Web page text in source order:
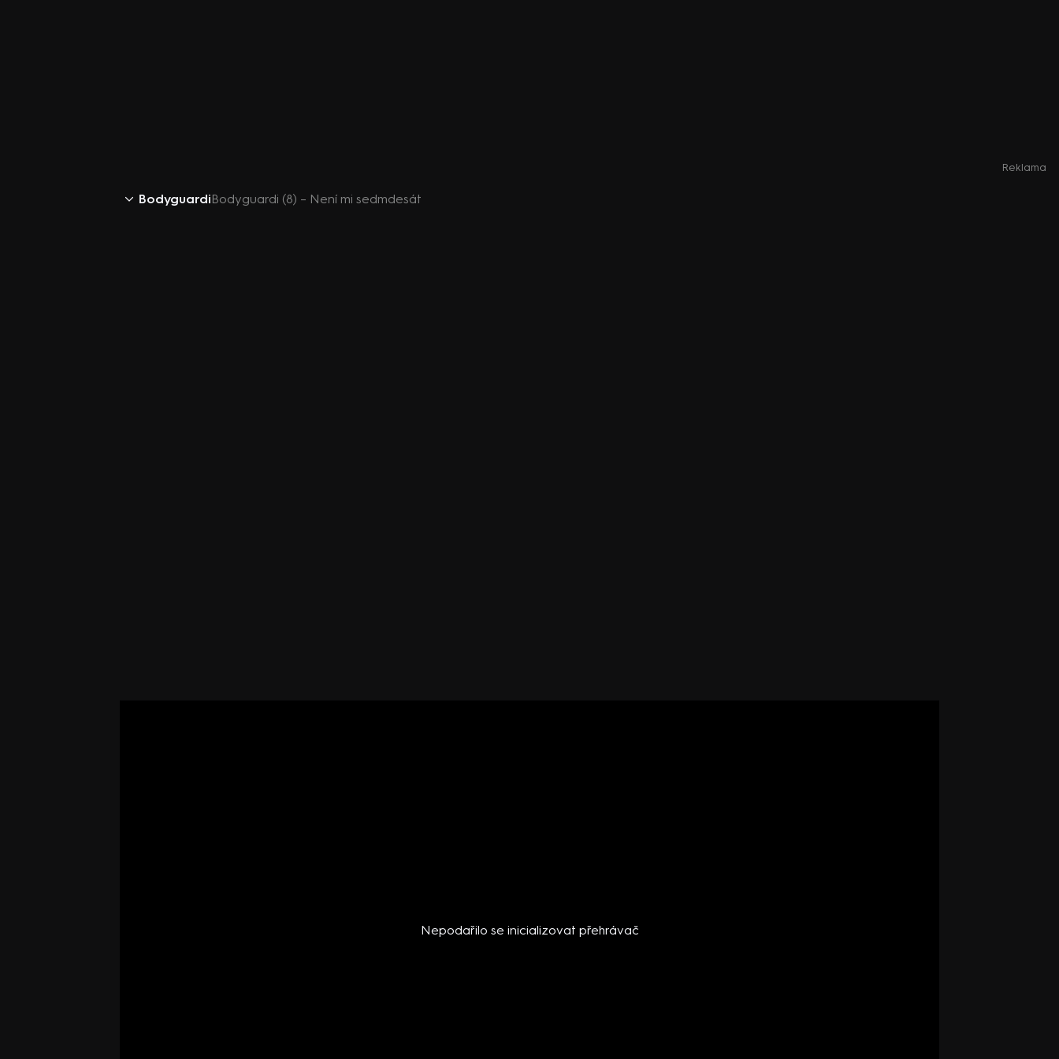
Reklama
BodyguardiBodyguardi (8) – Není mi sedmdesát
Nepodařilo se inicializovat přehrávač